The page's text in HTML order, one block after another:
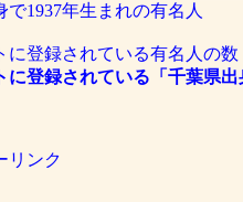
で1937年生まれの有名人
に登録されている有名人の数
に登録されている「千葉県
リンク